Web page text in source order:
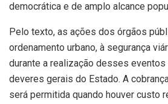
democrática e de amplo alcance
Pelo texto, as ações dos órgãos
ordenamento urbano, à segurança
durante a realização desses
deveres gerais do Estado. A
será permitida quando houver custo